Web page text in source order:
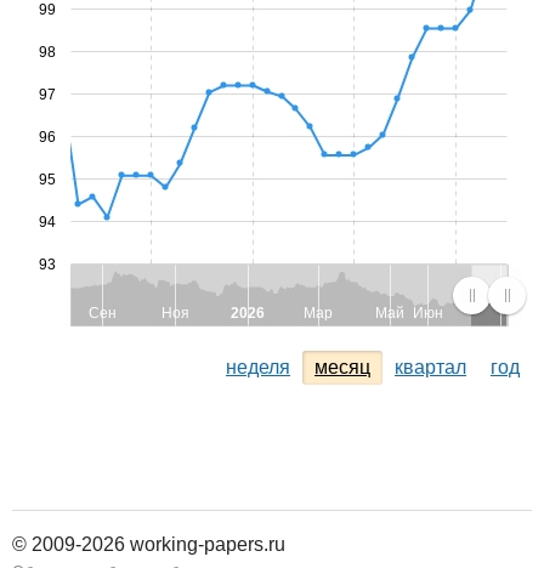
Сен Ноя 2026 Мар Май Июн
93
94
95
96
97
98
99
неделя месяц квартал год
© 2009-2026 working-papers.ru